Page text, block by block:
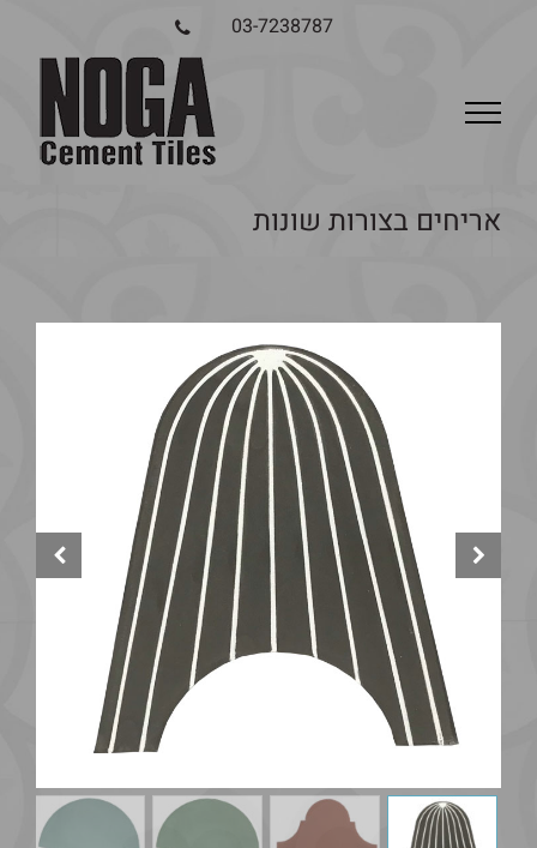
03-7238787
אריחים בצורות שונות